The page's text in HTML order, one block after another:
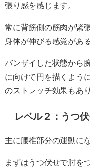
張り感を感じます。
常に背筋側の筋肉が緊
身体が伸びる感覚があ
バンザイした状態から
に向けて円を描くよう
のストレッチ効果もあ
レベル２：うつ
主に腰椎部分の運動に
まずはうつ伏せで肘を